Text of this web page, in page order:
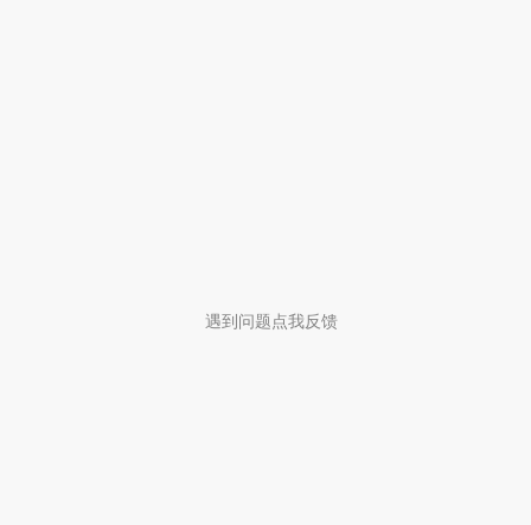
遇到问题点我反馈